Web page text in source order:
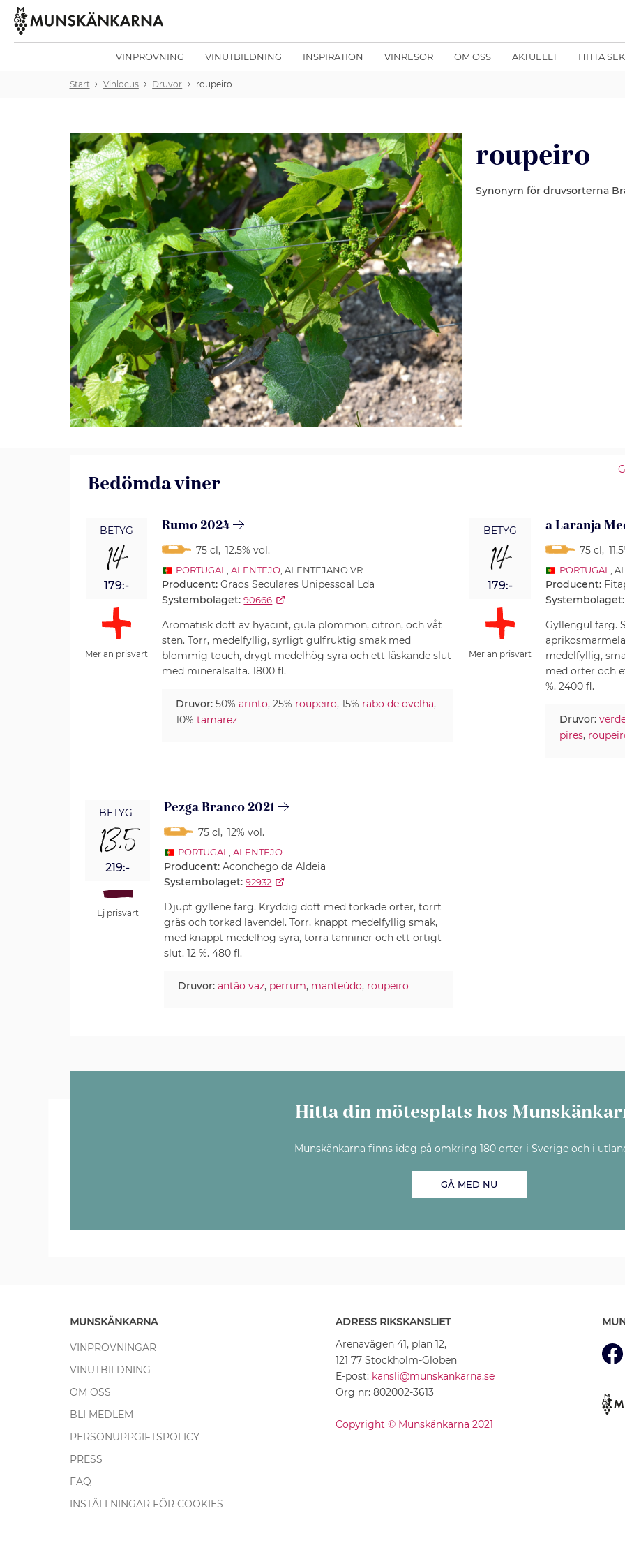
VINPROVNING VINUTBILDNING INSPIRATION VINRESOR OM OSS AKTUELLT HITTA
Start Vinlocus Druvor roupeiro
roupeiro
Synonym för druvsorterna
Bedömda viner
BETYG
14
179:-
Mer än prisvärt
Rumo 2024
75 cl, 12.5% vol.
PORTUGAL ,ALENTEJO , ALENTEJANO VR
Producent:Graos Seculares Unipessoal Lda
Systembolaget: 90666
Aromatisk doft av hyacint, gula plommon, citron, och våt
sten. Torr, medelfyllig, syrligt gulfruktig smak med
blommig touch, drygt medelhög syra och ett läskande slut
med mineralsälta. 1800 fl.
Druvor: 50%arinto, 25% roupeiro, 15% rabo de ovelha,
10%tamarez
BETYG
14
179:-
Mer än prisvärt
a Laranja
75 cl,
PORTUGAL ,
Producent:
Systembolaget:
Gyllengul färg.
medelfyllig,
med örter och
%. 2400 fl.
Druvor:
pires,
BETYG
13,5
219:-
Ej prisvärt
Pezga Branco 2021
75 cl, 12% vol.
PORTUGAL ,ALENTEJO
Producent:Aconchego da Aldeia
Systembolaget: 92932
Djupt gyllene färg. Kryddig doft med torkade örter, torrt
gräs och torkad lavendel. Torr, knappt medelfyllig smak,
med knappt medelhög syra, torra tanniner och ett örtigt
slut. 12 %. 480 fl.
Druvor: antão vaz, perrum, manteúdo, roupeiro
Hitta din mötesplats hos
Munskänkarna finns idag på omkring 180 orter i Sverige och i
GÅ MED NU
MUNSKÄNKARNA
VINPROVNINGAR
VINUTBILDNING
OM OSS
BLI MEDLEM
PERSONUPPGIFTSPOLICY
PRESS
FAQ
INSTÄLLNINGAR FÖR COOKIES
ADRESS RIKSKANSLIET
Arenavägen 41, plan 12,
121 77 Stockholm-Globen
E-post: kansli@munskankarna.se
Org nr: 802002-3613
Copyright © Munskänkarna 2021